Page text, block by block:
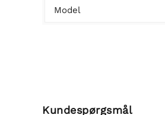
Model
Kundespørgsmål